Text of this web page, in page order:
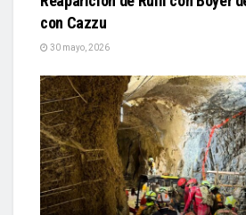
con Cazzu
30 mayo, 2026